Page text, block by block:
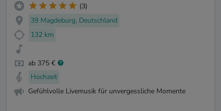
(3)
39 Magdeburg, Deutschland
132 km
ab 375 €
Hochzeit
Gefühlvolle Livemusik für unvergessliche Momente